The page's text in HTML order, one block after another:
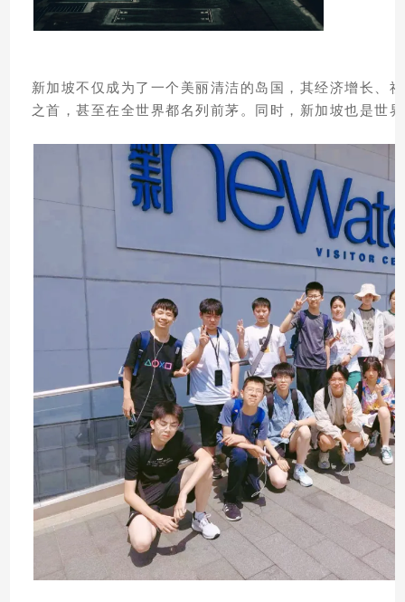
新加坡不仅成为了一个美丽清洁的岛国，其经济增长、
之首，甚至在全世界都名列前茅。同时，新加坡也是世